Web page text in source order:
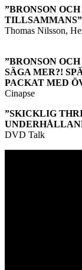
”BRONSON
TILLSAMMANS”
Thomas Nilsson,
”BRONSON
SÄGA MER?!
PACKAT MED
Cinapse
”SKICKLIG
DVD Talk